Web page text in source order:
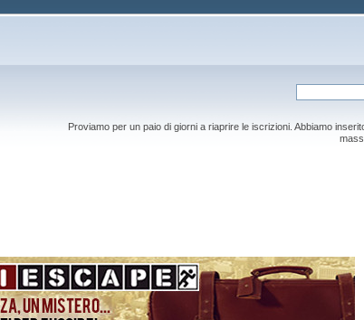
Proviamo per un paio di giorni a riaprire le iscrizioni. Abbiamo